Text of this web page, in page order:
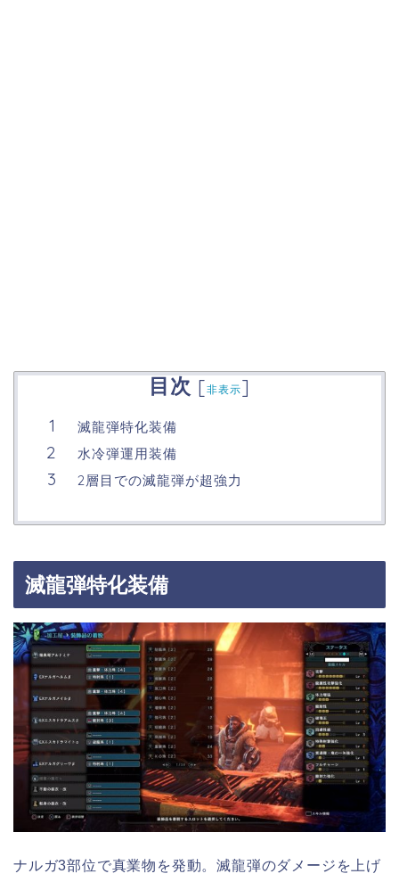
目次 [非表示]
滅龍弾特化装備
水冷弾運用装備
2層目での滅龍弾が超強力
滅龍弾特化装備
ナルガ3部位で真業物を発動。滅龍弾のダメージを上げ